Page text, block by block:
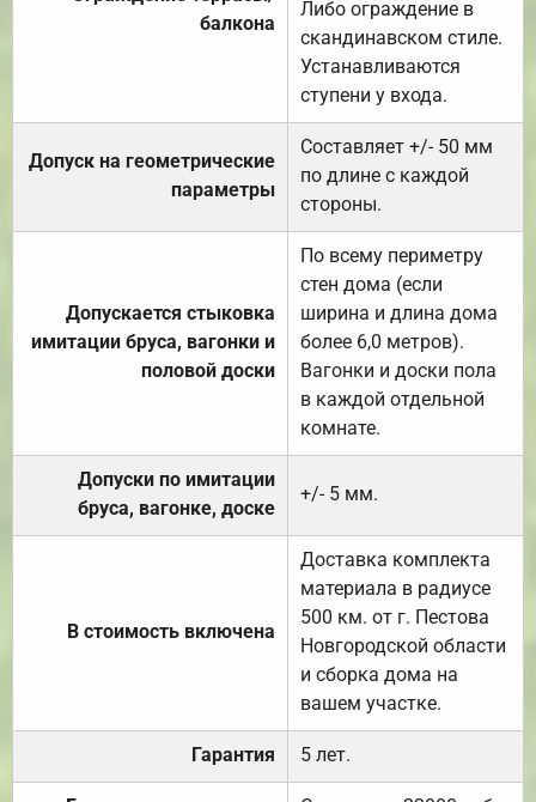
балкона
Либо ограждение в
скандинавском стиле.
Устанавливаются
ступени у входа.
Допуск на геометрические
параметры
Составляет +/- 50 мм
по длине с каждой
стороны.
Допускается стыковка
имитации бруса, вагонки и
половой доски
По всему периметру
стен дома (если
ширина и длина дома
более 6,0 метров).
Вагонки и доски пола
в каждой отдельной
комнате.
Допуски по имитации
бруса, вагонке, доске
+/- 5 мм.
В стоимость включена
Доставка комплекта
материала в радиусе
500 км. от г. Пестова
Новгородской области
и сборка дома на
вашем участке.
Гарантия 5 лет.